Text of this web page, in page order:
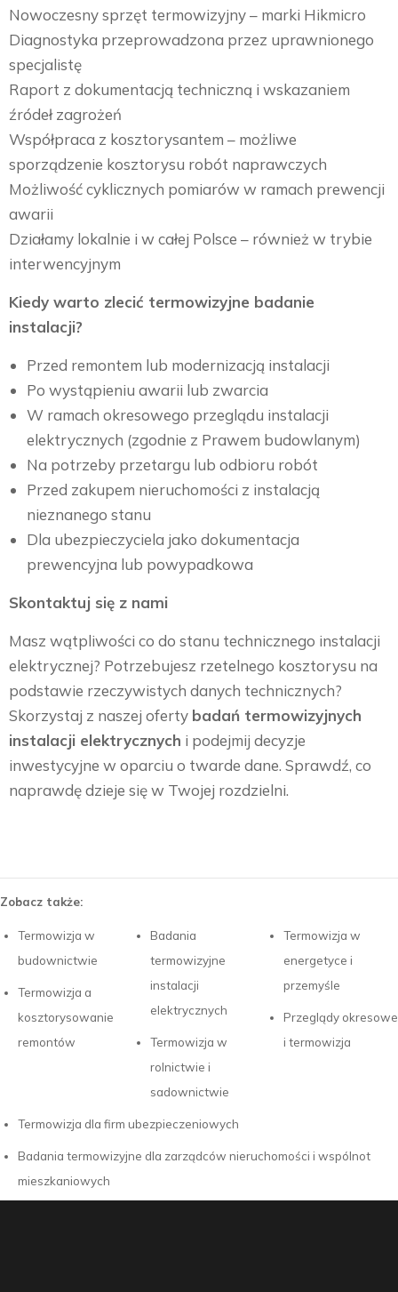
Nowoczesny sprzęt termowizyjny – marki Hikmicro
Diagnostyka przeprowadzona przez uprawnionego
specjalistę
Raport z dokumentacją techniczną i wskazaniem
źródeł zagrożeń
Współpraca z kosztorysantem – możliwe
sporządzenie kosztorysu robót naprawczych
Możliwość cyklicznych pomiarów w ramach prewencji
awarii
Działamy lokalnie i w całej Polsce – również w trybie
interwencyjnym
Kiedy warto zlecić termowizyjne badanie
instalacji?
Przed remontem lub modernizacją instalacji
Po wystąpieniu awarii lub zwarcia
W ramach okresowego przeglądu instalacji
elektrycznych (zgodnie z Prawem budowlanym)
Na potrzeby przetargu lub odbioru robót
Przed zakupem nieruchomości z instalacją
nieznanego stanu
Dla ubezpieczyciela jako dokumentacja
prewencyjna lub powypadkowa
Skontaktuj się z nami
Masz wątpliwości co do stanu technicznego instalacji
elektrycznej? Potrzebujesz rzetelnego kosztorysu na
podstawie rzeczywistych danych technicznych?
Skorzystaj z naszej oferty badań termowizyjnych
instalacji elektrycznych i podejmij decyzje
inwestycyjne w oparciu o twarde dane. Sprawdź, co
naprawdę dzieje się w Twojej rozdzielni.
Zobacz także:
Termowizja w
budownictwie
Termowizja a
kosztorysowanie
remontów
Badania
termowizyjne
instalacji
elektrycznych
Termowizja w
rolnictwie i
sadownictwie
Termowizja w
energetyce i
przemyśle
Przeglądy okresowe
i termowizja
Termowizja dla firm ubezpieczeniowych
Badania termowizyjne dla zarządców nieruchomości i wspólnot
mieszkaniowych